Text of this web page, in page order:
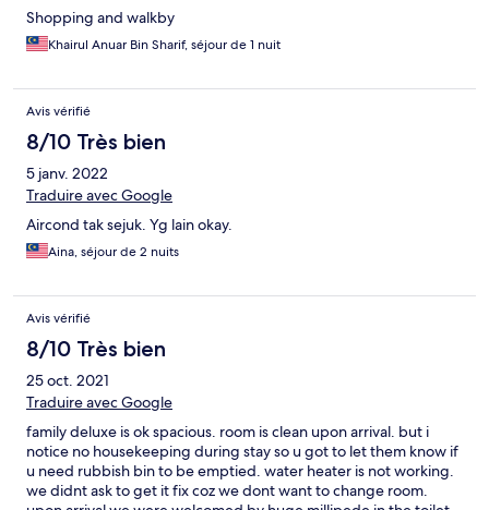
Shopping and walkby
Khairul Anuar Bin Sharif, séjour de 1 nuit
Avis vérifié
8/10 Très bien
5 janv. 2022
Traduire avec Google
Aircond tak sejuk. Yg lain okay.
Aina, séjour de 2 nuits
Avis vérifié
8/10 Très bien
25 oct. 2021
Traduire avec Google
family deluxe is ok spacious. room is clean upon arrival. but i
notice no housekeeping during stay so u got to let them know if
u need rubbish bin to be emptied. water heater is not working.
we didnt ask to get it fix coz we dont want to change room.